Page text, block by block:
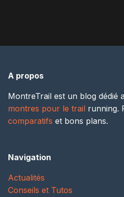
A propos
MontreTrail est un blog dédié
montres pour le trail running.
comparatifs et bons plans.
Navigation
Actualités
Conseils et Tutos